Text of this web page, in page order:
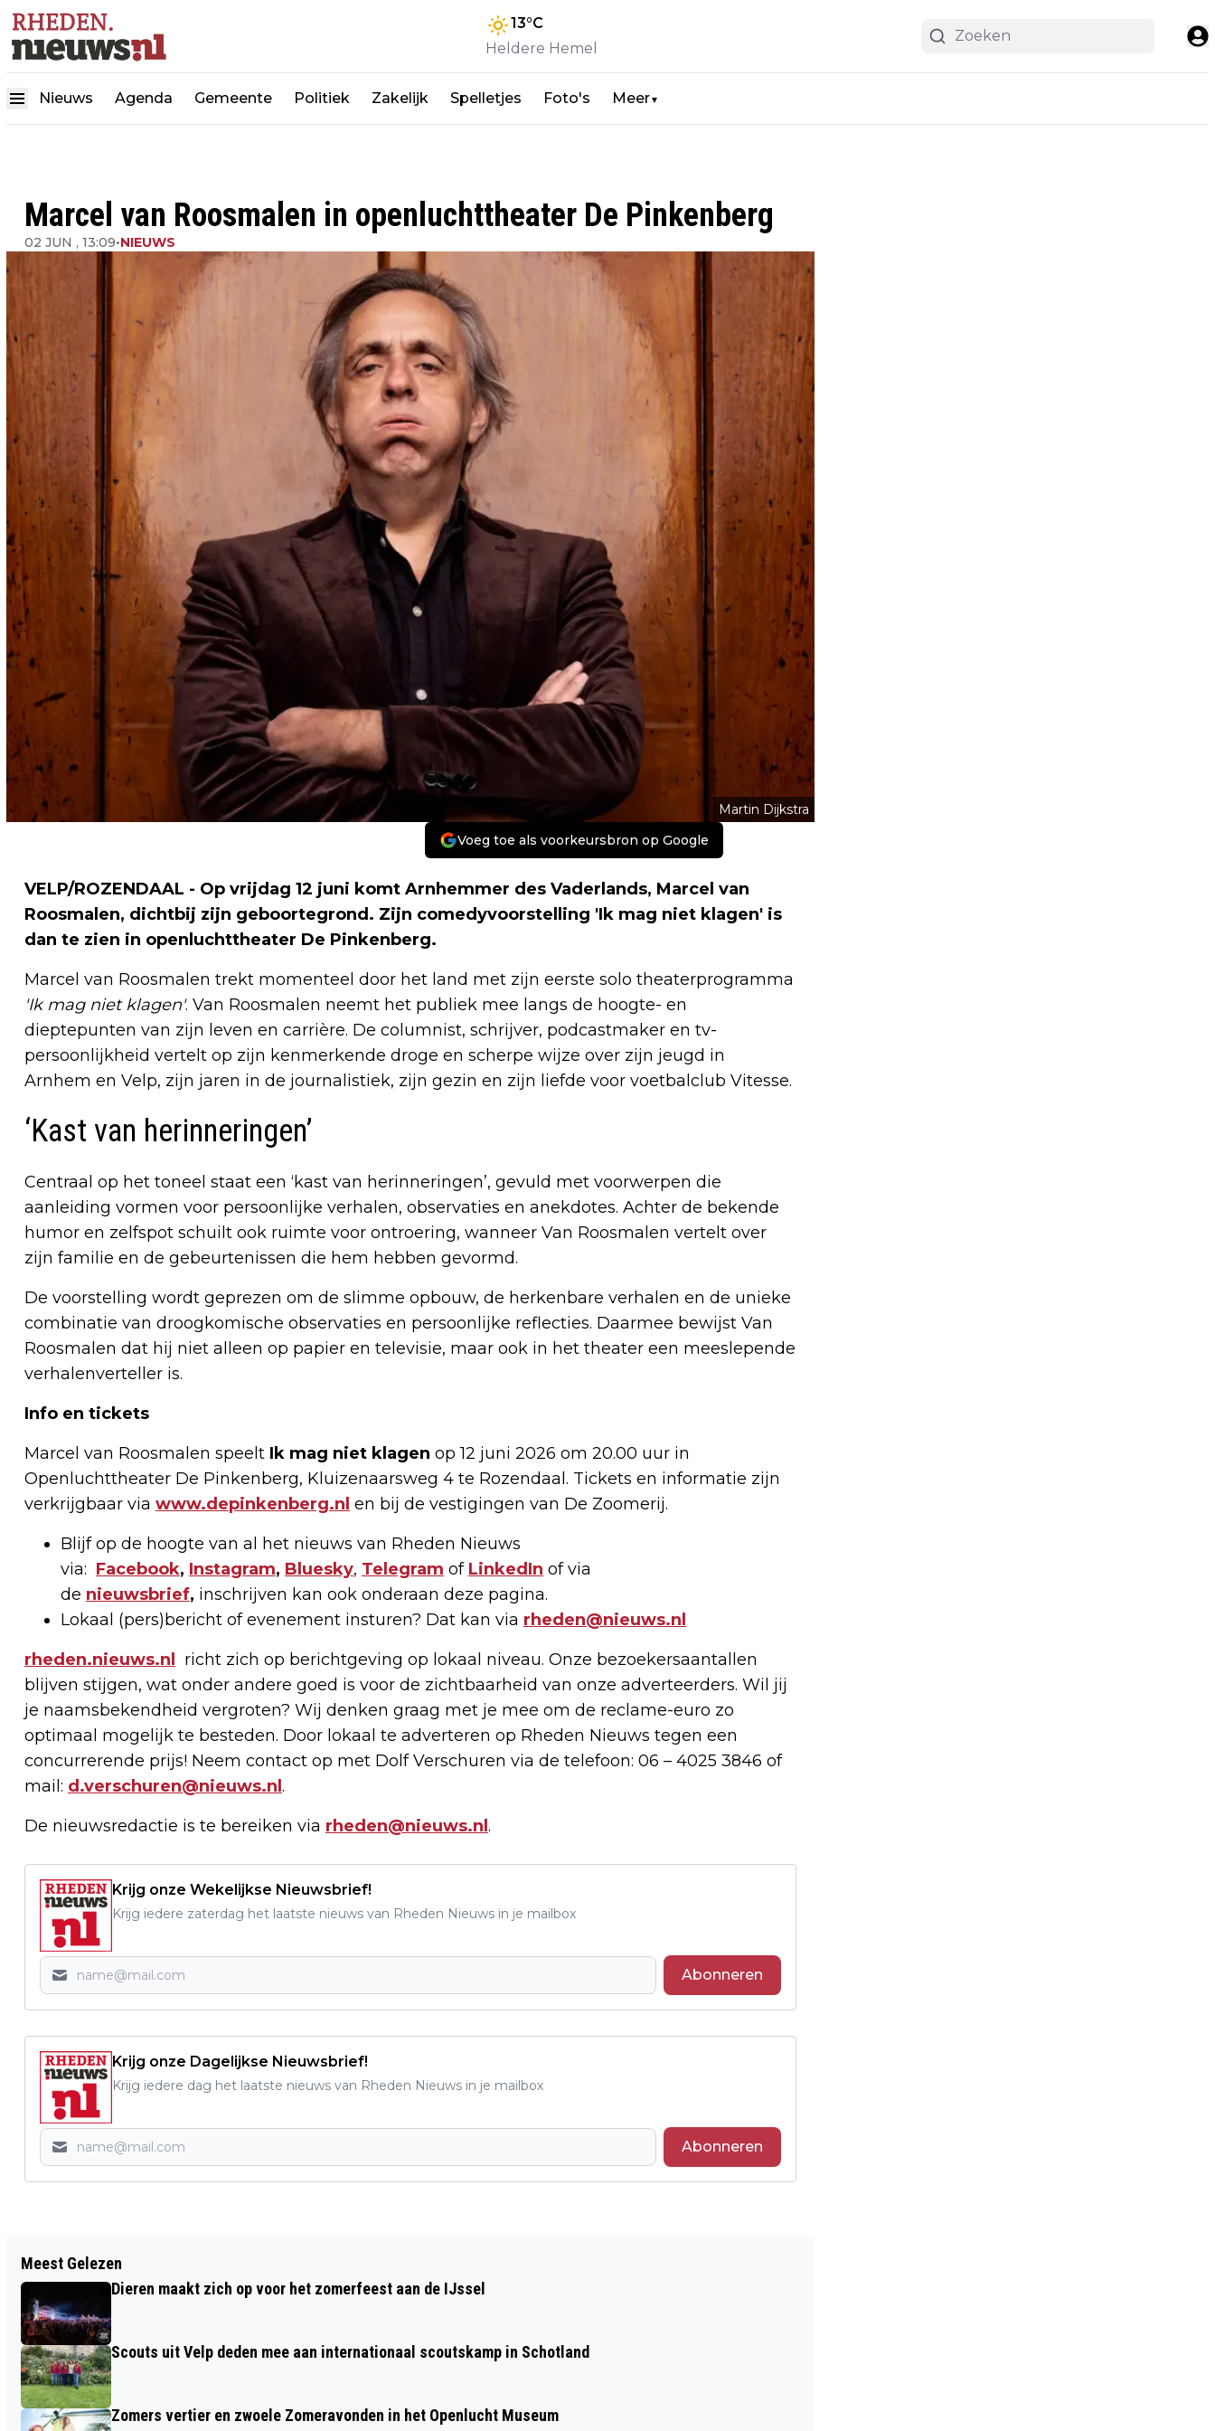
13°C
Heldere Hemel
Nieuws Agenda Gemeente Politiek Zakelijk Spelletjes Foto's Meer▼
Marcel van Roosmalen in openluchttheater De Pinkenberg
02 JUN , 13:09•NIEUWS
Martin Dijkstra
Voeg toe als voorkeursbron op Google
VELP/ROZENDAAL - Op vrijdag 12 juni komt Arnhemmer des Vaderlands, Marcel van
Roosmalen, dichtbij zijn geboortegrond. Zijn comedyvoorstelling 'Ik mag niet klagen' is
dan te zien in openluchttheater De Pinkenberg.
Marcel van Roosmalen trekt momenteel door het land met zijn eerste solo theaterprogramma
'Ik mag niet klagen'. Van Roosmalen neemt het publiek mee langs de hoogte- en
dieptepunten van zijn leven en carrière. De columnist, schrijver, podcastmaker en tv-
persoonlijkheid vertelt op zijn kenmerkende droge en scherpe wijze over zijn jeugd in
Arnhem en Velp, zijn jaren in de journalistiek, zijn gezin en zijn liefde voor voetbalclub Vitesse.
‘Kast van herinneringen’
Centraal op het toneel staat een ‘kast van herinneringen’, gevuld met voorwerpen die
aanleiding vormen voor persoonlijke verhalen, observaties en anekdotes. Achter de bekende
humor en zelfspot schuilt ook ruimte voor ontroering, wanneer Van Roosmalen vertelt over
zijn familie en de gebeurtenissen die hem hebben gevormd.
De voorstelling wordt geprezen om de slimme opbouw, de herkenbare verhalen en de unieke
combinatie van droogkomische observaties en persoonlijke reflecties. Daarmee bewijst Van
Roosmalen dat hij niet alleen op papier en televisie, maar ook in het theater een meeslepende
verhalenverteller is.
Info en tickets
Marcel van Roosmalen speelt Ik mag niet klagen op 12 juni 2026 om 20.00 uur in
Openluchttheater De Pinkenberg, Kluizenaarsweg 4 te Rozendaal. Tickets en informatie zijn
verkrijgbaar via www.depinkenberg.nl en bij de vestigingen van De Zoomerij.
Blijf op de hoogte van al het nieuws van Rheden Nieuws
via: Facebook, Instagram, Bluesky, Telegram of LinkedIn of via
de nieuwsbrief, inschrijven kan ook onderaan deze pagina.
Lokaal (pers)bericht of evenement insturen? Dat kan via rheden@nieuws.nl
rheden.nieuws.nl
richt zich op berichtgeving op lokaal niveau. Onze bezoekersaantallen
blijven stijgen, wat onder andere goed is voor de zichtbaarheid van onze adverteerders. Wil jij
je naamsbekendheid vergroten? Wij denken graag met je mee om de reclame-euro zo
optimaal mogelijk te besteden. Door lokaal te adverteren op Rheden Nieuws tegen een
concurrerende prijs! Neem contact op met Dolf Verschuren via de telefoon: 06 – 4025 3846 of
mail: d.verschuren@nieuws.nl .
De nieuwsredactie is te bereiken via rheden@nieuws.nl .
Krijg onze Wekelijkse Nieuwsbrief!
Krijg iedere zaterdag het laatste nieuws van Rheden Nieuws in je mailbox
Abonneren
Krijg onze Dagelijkse Nieuwsbrief!
Krijg iedere dag het laatste nieuws van Rheden Nieuws in je mailbox
Abonneren
INSCHRIJVEN VOOR BURENDAG 2026 NU
MOGELIJK
Meest Gelezen
Dieren maakt zich op voor het zomerfeest aan de IJssel
Scouts uit Velp deden mee aan internationaal scoutskamp in Schotland
Zomers vertier en zwoele Zomeravonden in het Openlucht Museum